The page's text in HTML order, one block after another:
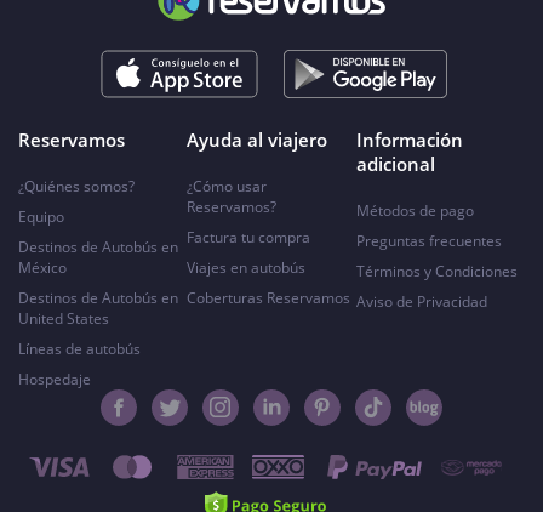
Reservamos
¿Quiénes somos?
Equipo
Destinos de Autobús en
México
Destinos de Autobús en
United States
Líneas de autobús
Hospedaje
Ayuda al viajero
¿Cómo usar
Reservamos?
Factura tu compra
Viajes en autobús
Coberturas Reservamos
Información
adicional
Métodos de pago
Preguntas frecuentes
Términos y Condiciones
Aviso de Privacidad